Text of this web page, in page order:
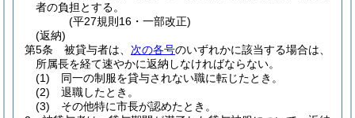
者の負担とする。
(平27規則16・一部改正)
(返納)
第5条
被貸与者は、 次の各号のいずれかに該当する場合は、
所属長を経て速やかに返納しなければならない。
(1)
同一の制服を貸与されない職に転じたとき。
(2)
退職したとき。
(3)
その他特に市長が認めたとき。